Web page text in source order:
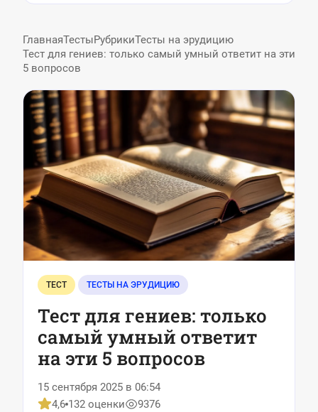
ГлавнаяТестыРубрикиТесты на эрудицию
Тест для гениев: только самый умный ответит на эти
5 вопросов
ТЕСТ ТЕСТЫ НА ЭРУДИЦИЮ
Тест для гениев: только
самый умный ответит
на эти 5 вопросов
15 сентября 2025 в 06:54
4,6 132 оценки
9376